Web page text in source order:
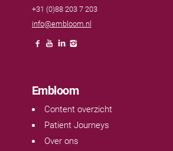
+31 (0)88 203 7 203
info@embloom.nl
Embloom
Content overzicht
Patient Journeys
Over ons